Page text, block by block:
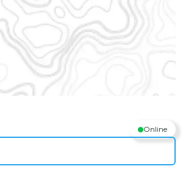
Online